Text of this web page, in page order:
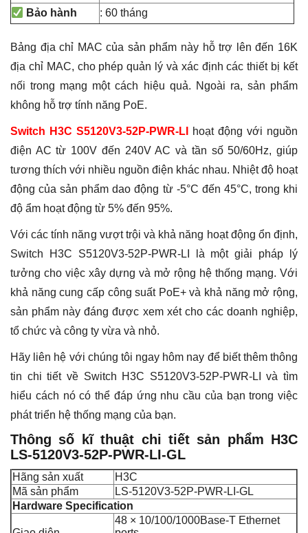
Bảo hành
: 60 tháng
Bảng địa chỉ MAC của sản phẩm này hỗ trợ lên đến 16K
địa chỉ MAC, cho phép quản lý và xác định các thiết bị kết
nối trong mạng một cách hiệu quả. Ngoài ra, sản phẩm
không hỗ trợ tính năng PoE.
Switch H3C S5120V3-52P-PWR-LI
hoạt động với nguồn
điện AC từ 100V đến 240V AC và tần số 50/60Hz, giúp
tương thích với nhiều nguồn điện khác nhau. Nhiệt độ hoạt
động của sản phẩm dao động từ -5°C đến 45°C, trong khi
độ ẩm hoạt động từ 5% đến 95%.
Với các tính năng vượt trội và khả năng hoạt động ổn định,
Switch H3C S5120V3-52P-PWR-LI là một giải pháp lý
tưởng cho việc xây dựng và mở rộng hệ thống mạng. Với
khả năng cung cấp công suất PoE+ và khả năng mở rộng,
sản phẩm này đáng được xem xét cho các doanh nghiệp,
tổ chức và công ty vừa và nhỏ.
Hãy liên hệ với chúng tôi ngay hôm nay để biết thêm thông
tin chi tiết về Switch H3C S5120V3-52P-PWR-LI và tìm
hiểu cách nó có thể đáp ứng nhu cầu của bạn trong việc
phát triển hệ thống mạng của bạn.
Thông số kĩ thuật chi tiết sản phẩm H3C
LS-5120V3-52P-PWR-LI-GL
Hãng sản xuất
H3C
Mã sản phẩm
LS-5120V3-52P-PWR-LI-GL
Hardware Specification
48 × 10/100/1000Base-T Ethernet